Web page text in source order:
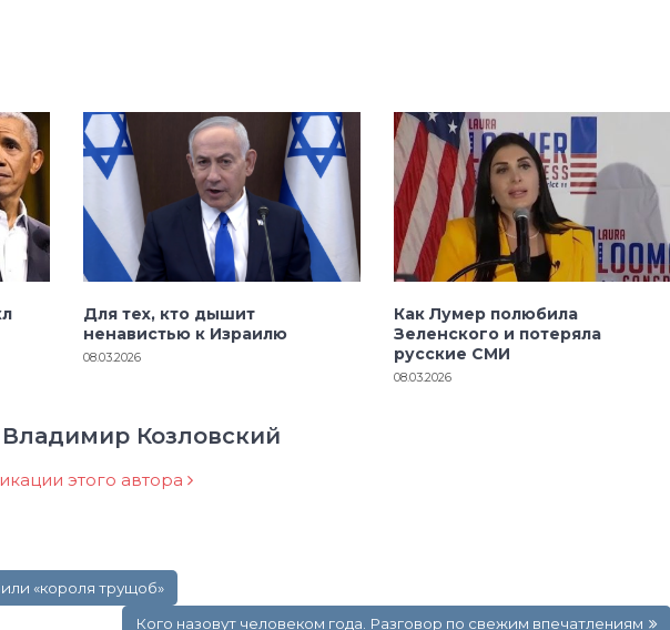
Для тех, кто дышит
ненавистью к Израилю
08.03.2026
Как Лумер полюбила
Зеленского и потеряла
русские СМИ
08.03.2026
Козловский
этого автора
«короля трущоб»
Кого назовут человеком года. Разговор по свежим впечатлениям